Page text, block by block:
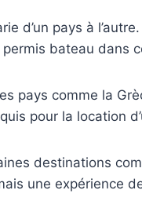
d’un pays à l’autre.
bateau dans
pays comme la
pour la location
destinations
une expérience